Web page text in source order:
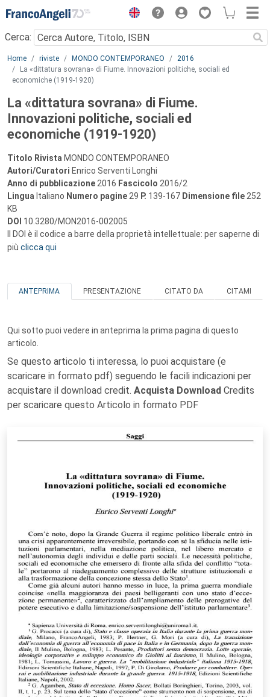
Menu
Cerca:
Main content
Home riviste MONDO CONTEMPORANEO
2016
La «dittatura sovrana» di Fiume. Innovazioni politiche, sociali ed
economiche (1919-1920)
La «dittatura sovrana» di Fiume.
Innovazioni politiche, sociali ed
economiche (1919-1920)
Titolo Rivista MONDO CONTEMPORANEO
Autori/Curatori Enrico Serventi Longhi
Anno di pubblicazione 2016 Fascicolo 2016/2
Lingua Italiano Numero pagine 29 P. 139-167 Dimensione file 252
KB
DOI 10.3280/MON2016-002005
Il DOI è il codice a barre della proprietà intellettuale: per saperne di
più clicca qui
ANTEPRIMA PRESENTAZIONE CITATO DA CITAMI
Qui sotto puoi vedere in anteprima la prima pagina di questo
articolo.
Se questo articolo ti interessa, lo puoi acquistare (e
scaricare in formato pdf) seguendo le facili indicazioni per
acquistare il download credit. Acquista Download Credits
per scaricare questo Articolo in formato PDF